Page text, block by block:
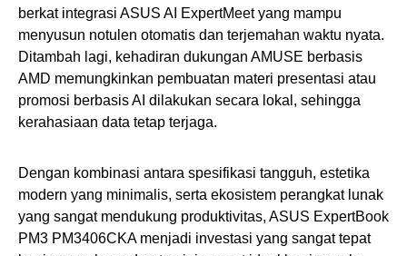
berkat integrasi ASUS AI ExpertMeet yang mampu
menyusun notulen otomatis dan terjemahan waktu nyata.
Ditambah lagi, kehadiran dukungan AMUSE berbasis
AMD memungkinkan pembuatan materi presentasi atau
promosi berbasis AI dilakukan secara lokal, sehingga
kerahasiaan data tetap terjaga.
Dengan kombinasi antara spesifikasi tangguh, estetika
modern yang minimalis, serta ekosistem perangkat lunak
yang sangat mendukung produktivitas, ASUS ExpertBook
PM3 PM3406CKA menjadi investasi yang sangat tepat